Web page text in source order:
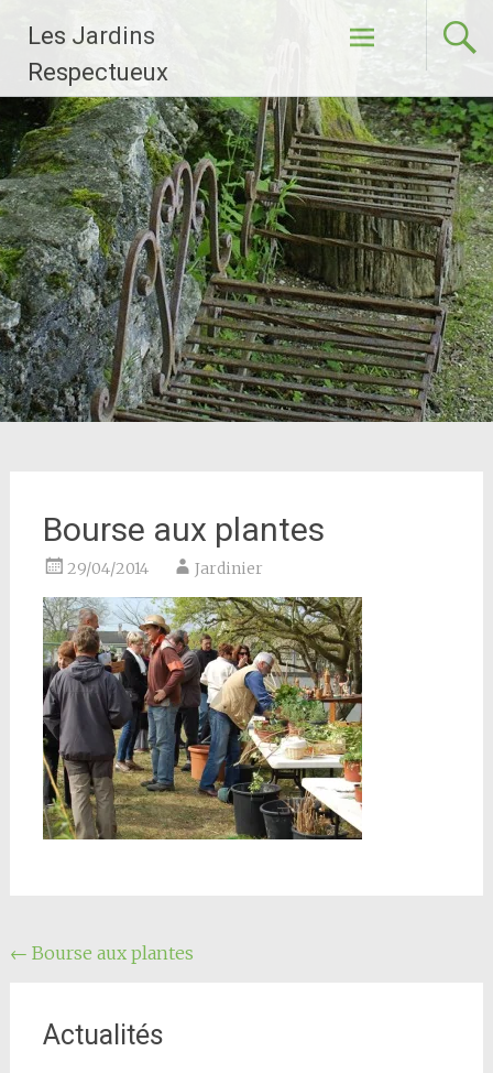
contenu
principal
Les Jardins
Respectueux
Bourse aux plantes
29/04/2014 Jardinier
Navigation
l'article
← Bourse aux plantes
Actualités